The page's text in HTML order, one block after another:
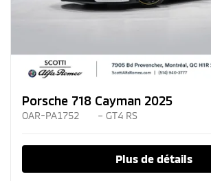
Porsche 718 Cayman 2025
OAR-PA1752 – GT4 RS
Plus de détails